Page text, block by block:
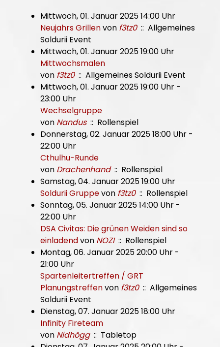
Mittwoch, 01. Januar 2025 14:00 Uhr
Neujahrs Grillenvon f3tz0:: Allgemeines
Soldurii Event
Mittwoch, 01. Januar 2025 19:00 Uhr
Mittwochsmalen
von f3tz0:: Allgemeines Soldurii Event
Mittwoch, 01. Januar 2025 19:00 Uhr -
23:00 Uhr
Wechselgruppe
von Nandus:: Rollenspiel
Donnerstag, 02. Januar 2025 18:00 Uhr -
22:00 Uhr
Cthulhu-Runde
von Drachenhand:: Rollenspiel
Samstag, 04. Januar 2025 19:00 Uhr
Soldurii Gruppevon f3tz0:: Rollenspiel
Sonntag, 05. Januar 2025 14:00 Uhr -
22:00 Uhr
DSA Civitas: Die grünen Weiden sind so
einladendvon NOZI:: Rollenspiel
Montag, 06. Januar 2025 20:00 Uhr -
21:00 Uhr
Spartenleitertreffen / GRT
Planungstreffenvon f3tz0:: Allgemeines
Soldurii Event
Dienstag, 07. Januar 2025 18:00 Uhr
Infinity Fireteam
von Nidhögg:: Tabletop